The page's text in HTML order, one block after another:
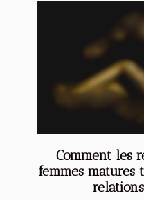
Comment les
femmes matures